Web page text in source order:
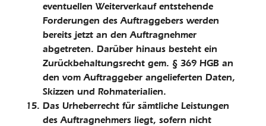
eventuellen Weiterverkauf entstehende
Forderungen des Auftraggebers werden
bereits jetzt an den Auftragnehmer
abgetreten. Darüber hinaus besteht ein
Zurück­behaltungsrecht gem. § 369 HGB an
den vom Auftraggeber angelieferten Daten,
Skizzen und Rohmaterialien.
Das Urheberrecht für sämtliche Leistungen
des Auftragnehmers liegt, sofern nicht